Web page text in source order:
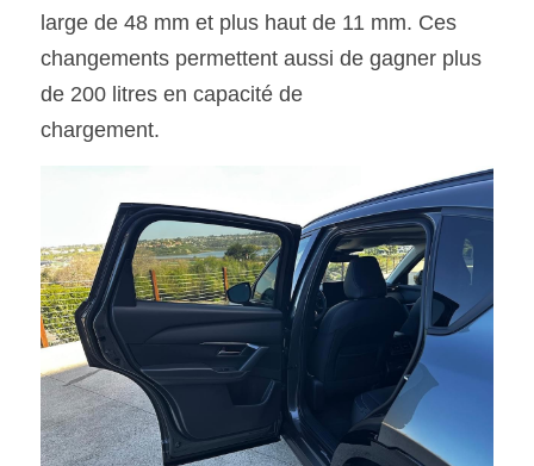
large de 48 mm et plus haut de 11 mm. Ces
changements permettent aussi de gagner plus
de 200 litres en capacité de
chargement.